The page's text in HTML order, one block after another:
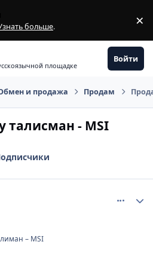
больше. ×
площадке
Войти
и продажа Продам
талисман - MSI
– MSI